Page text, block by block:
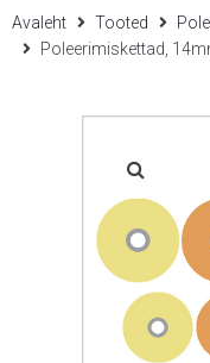
Avaleht Tooted
Poleerimiskettad,